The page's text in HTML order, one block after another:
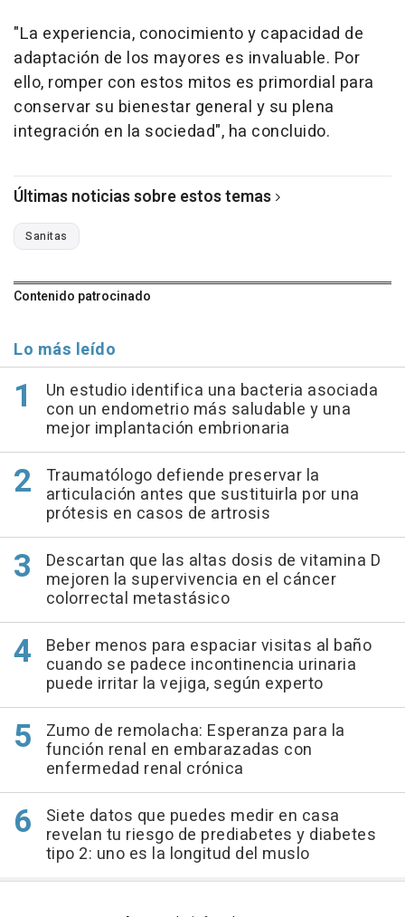
"La experiencia, conocimiento y capacidad de
adaptación de los mayores es invaluable. Por
ello, romper con estos mitos es primordial para
conservar su bienestar general y su plena
integración en la sociedad", ha concluido.
Últimas noticias sobre estos temas
Sanitas
Contenido patrocinado
Lo más leído
Un estudio identifica una bacteria asociada
con un endometrio más saludable y una
mejor implantación embrionaria
Traumatólogo defiende preservar la
articulación antes que sustituirla por una
prótesis en casos de artrosis
Descartan que las altas dosis de vitamina D
mejoren la supervivencia en el cáncer
colorrectal metastásico
Beber menos para espaciar visitas al baño
cuando se padece incontinencia urinaria
puede irritar la vejiga, según experto
Zumo de remolacha: Esperanza para la
función renal en embarazadas con
enfermedad renal crónica
Siete datos que puedes medir en casa
revelan tu riesgo de prediabetes y diabetes
tipo 2: uno es la longitud del muslo